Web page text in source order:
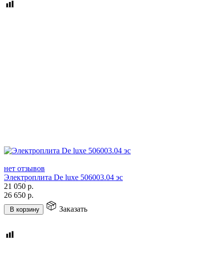
нет отзывов
Электроплита De luxe 506003.04 эс
21 050 р.
26 650 р.
В корзину Заказать